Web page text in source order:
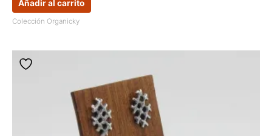
Añadir al carrito
Colección Organicky